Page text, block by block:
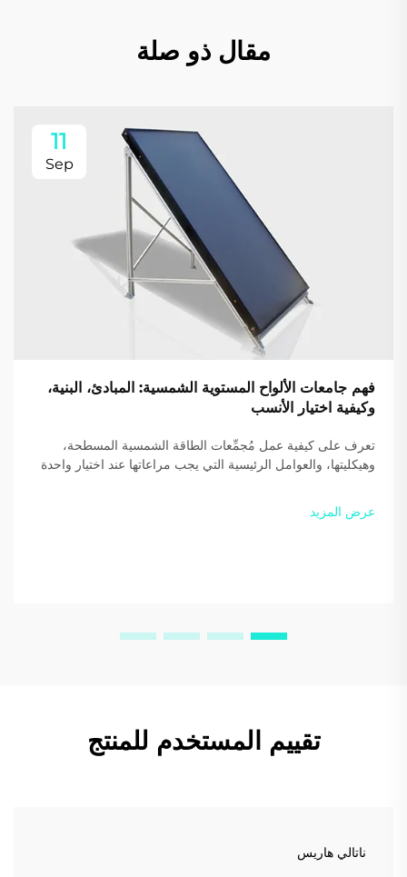
مقال ذو صلة
11
Sep
فهم جامعات الألواح المستوية الشمسية: المبادئ، البنية،
وكيفية اختيار الأنسب
تعرف على كيفية عمل مُجمِّعات الطاقة الشمسية المسطحة،
وهيكليتها، والعوامل الرئيسية التي يجب مراعاتها عند اختيار واحدة
عرض المزيد
تقييم المستخدم للمنتج
ناتالي هاريس